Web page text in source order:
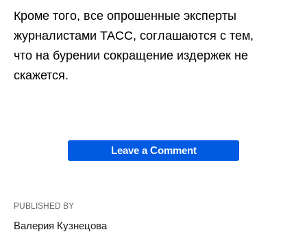
Кроме того, все опрошенные эксперты
журналистами ТАСС, соглашаются с тем,
что на бурении сокращение издержек не
скажется.
Leave a Comment
PUBLISHED BY
Валерия Кузнецова